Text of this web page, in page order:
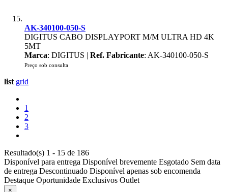
AK-340100-050-S
DIGITUS CABO DISPLAYPORT M/M ULTRA HD 4K
5MT
Marca: DIGITUS | Ref. Fabricante: AK-340100-050-S
Preço sob consulta
list grid
1
2
3
Resultado(s) 1 - 15 de 186
Disponível para entrega Disponível brevemente Esgotado Sem data
de entrega Descontinuado Disponível apenas sob encomenda
Destaque Oportunidade Exclusivos Outlet
×